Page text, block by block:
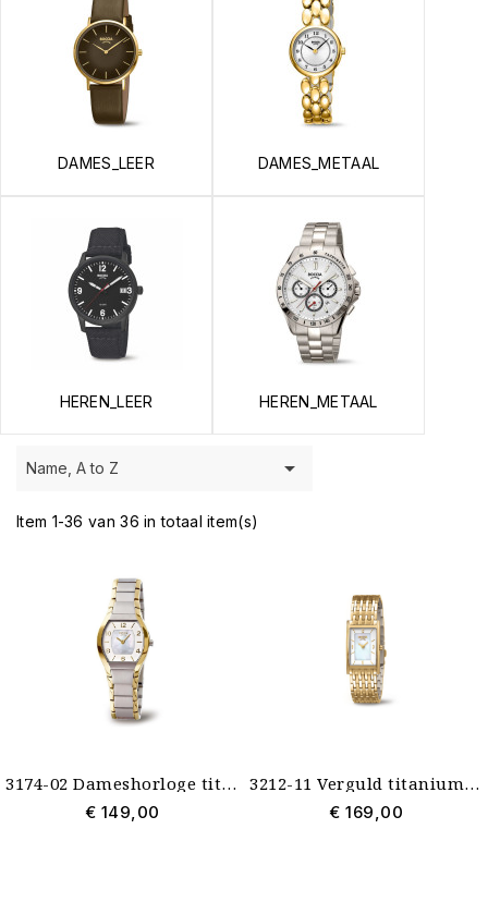
DAMES_LEER DAMES_METAAL
HEREN_LEER HEREN_METAAL
Name, A to Z 
Item 1-36 van 36 in totaal item(s)
3174-02 Dameshorloge titanium met doublé doorlopende band Boccia
€ 149,00
3212-11 Verguld titanium dameshorloge Boccia parelmoer
€ 169,00